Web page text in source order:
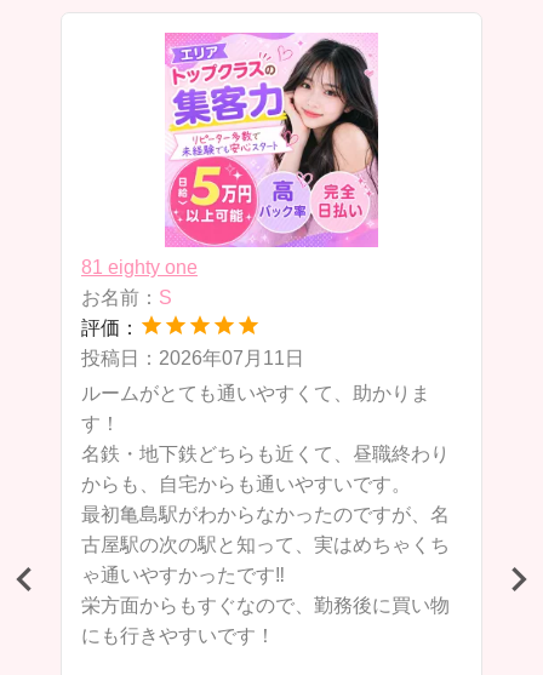
81 eighty one
お名前： S
評価：
投稿日：2026年07月11日
ルームがとても通いやすくて、助かりま
す！
名鉄・地下鉄どちらも近くて、昼職終わり
からも、自宅からも通いやすいです。
最初亀島駅がわからなかったのですが、名
古屋駅の次の駅と知って、実はめちゃくち
ゃ通いやすかったです‼︎
栄方面からもすぐなので、勤務後に買い物
にも行きやすいです！